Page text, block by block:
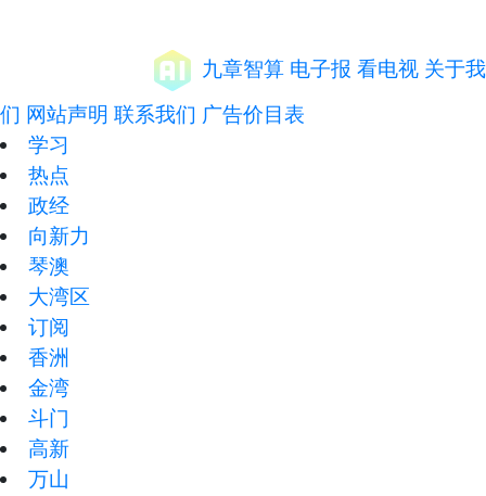
九章智算 电子报 看电视 关于我
们 网站声明 联系我们 广告价目表
学习
热点
政经
向新力
琴澳
大湾区
订阅
香洲
金湾
斗门
高新
万山